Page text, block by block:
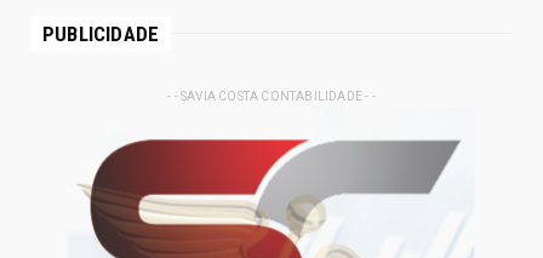
PUBLICIDADE
- - SAVIA COSTA CONTABILIDADE - -